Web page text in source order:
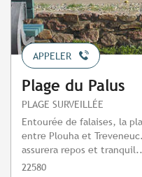
APPELER
Plage du Palus
PLAGE SURVEILLÉE
Entourée de falaises, la
entre Plouha et
assurera repos et
22580